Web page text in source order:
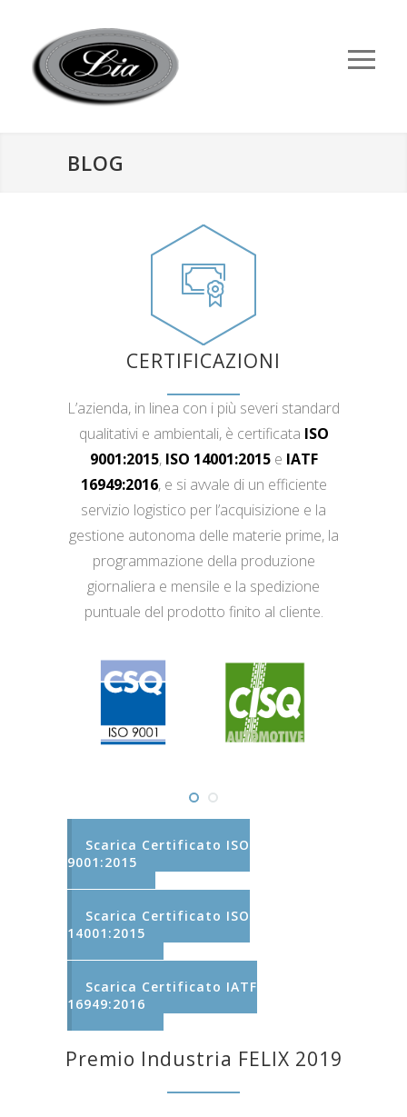
BLOG
CERTIFICAZIONI
L’azienda, in linea con i più severi standard
qualitativi e ambientali, è certificata ISO
9001:2015, ISO 14001:2015e IATF
16949:2016, e si avvale di un efficiente
servizio logistico per l’acquisizione e la
gestione autonoma delle materie prime, la
programmazione della produzione
giornaliera e mensile e la spedizione
puntuale del prodotto finito al cliente.
Scarica Certificato ISO
9001:2015
Scarica Certificato ISO
14001:2015
Scarica Certificato IATF
16949:2016
Premio Industria FELIX 2019